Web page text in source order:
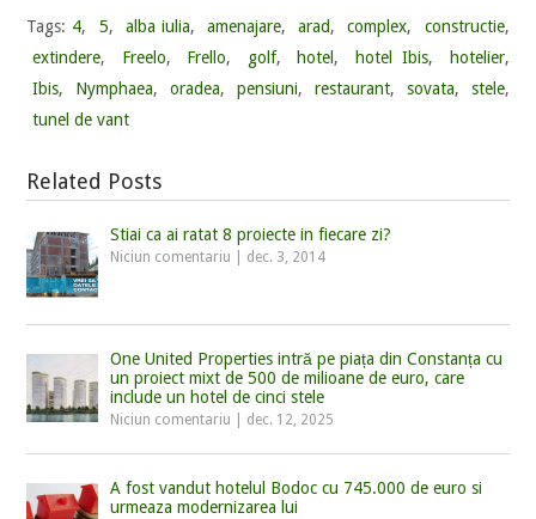
Tags: 4, 5, alba iulia, amenajare, arad, complex, constructie,
extindere, Freelo, Frello, golf, hotel , hotel Ibis, hotelier,
Ibis, Nymphaea, oradea, pensiuni, restaurant, sovata, stele,
tunel de vant
Related Posts
Stiai ca ai ratat 8 proiecte in fiecare zi?
Niciun comentariu dec. 3, 2014
One United Properties intră pe piața din Constanța cu
un proiect mixt de 500 de milioane de euro, care
include un hotel de cinci stele
Niciun comentariu dec. 12, 2025
A fost vandut hotelul Bodoc cu 745.000 de euro si
urmeaza modernizarea lui